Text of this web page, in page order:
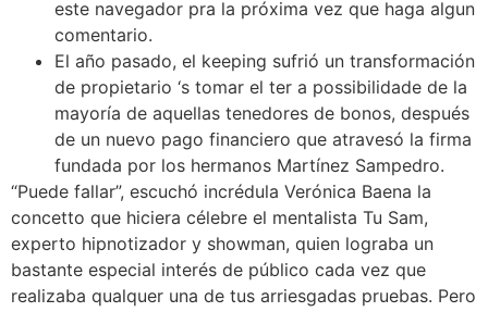
este navegador pra la próxima vez que haga algun
comentario.
El año pasado, el keeping sufrió un transformación
de propietario ‘s tomar el ter a possibilidade de la
mayoría de aquellas tenedores de bonos, después
de un nuevo pago financiero que atravesó la firma
fundada por los hermanos Martínez Sampedro.
“Puede fallar”, escuchó incrédula Verónica Baena la
concetto que hiciera célebre el mentalista Tu Sam,
experto hipnotizador y showman, quien lograba un
bastante especial interés de público cada vez que
realizaba qualquer una de tus arriesgadas pruebas. Pero